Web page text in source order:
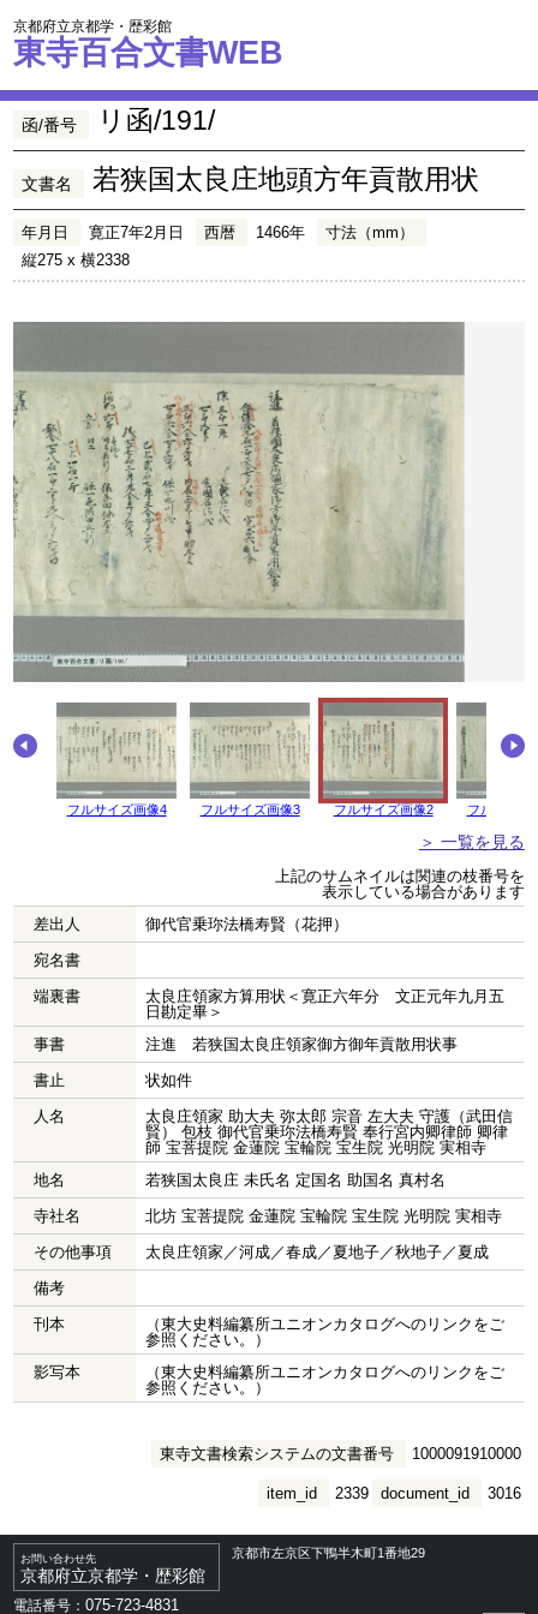
京都府立京都学・歴彩館
東寺百合文書WEB
函/番号 リ函/191/
文書名 若狭国太良庄地頭方年貢散用状
年月日 寛正7年2月日 西暦 1466年
寸法（mm）
縦275 x 横2338
フルサイズ画像4 フルサイズ画像3 フルサイズ画像2 フルサイズ
＞ 一覧を見る
上記のサムネイルは関連の枝番号を
表示している場合があります
差出人
御代官乗珎法橋寿賢（花押）
宛名書
端裏書
太良庄領家方算用状＜寛正六年分 文正元年九月五
日勘定畢＞
事書
注進 若狭国太良庄領家御方御年貢散用状事
書止
状如件
人名
太良庄領家 助大夫 弥太郎 宗音 左大夫 守護（武田信
賢） 包枝 御代官乗珎法橋寿賢 奉行宮内卿律師 卿律
師 宝菩提院 金蓮院 宝輪院 宝生院 光明院 実相寺
地名
若狭国太良庄 未氏名 定国名 助国名 真村名
寺社名
北坊 宝菩提院 金蓮院 宝輪院 宝生院 光明院 実相寺
その他事項
太良庄領家／河成／春成／夏地子／秋地子／夏成
備考
刊本
（東大史料編纂所ユニオンカタログへのリンクをご
参照ください。）
影写本
（東大史料編纂所ユニオンカタログへのリンクをご
参照ください。）
東寺文書検索システムの文書番号 1000091910000
document_id 3016
item_id 2339
お問い合わせ先
京都府立京都学・歴彩館
京都市左京区下鴨半木町1番地29
電話番号：075-723-4831